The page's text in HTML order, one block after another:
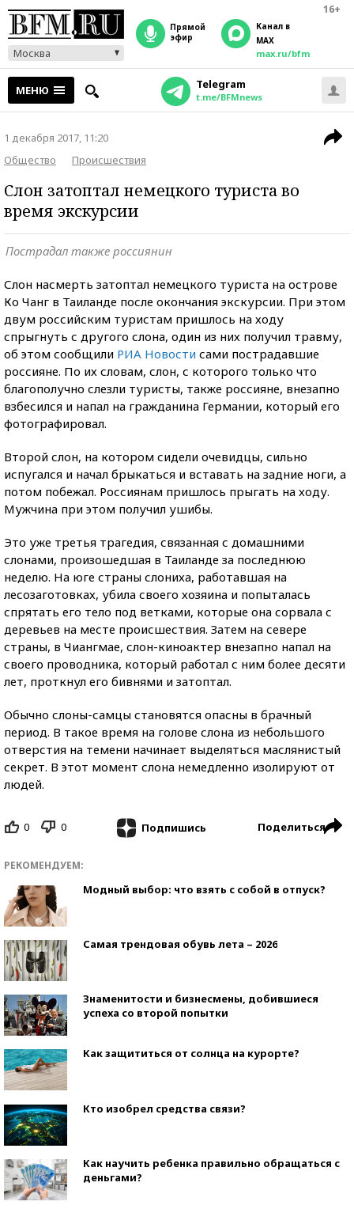
16+
Москва
прямой
эфир
Канал в
MAX
max.ru/bfm
МЕНЮ Telegram
t.me/BFMnews
1 декабря 2017, 11:20
Общество
Происшествия
Слон затоптал немецкого туриста во
время экскурсии
Пострадал также россиянин
Слон насмерть затоптал немецкого туриста на острове
Ко Чанг в Таиланде после окончания экскурсии. При этом
двум российским туристам пришлось на ходу
спрыгнуть с другого слона, один из них получил травму,
об этом сообщили РИА Новости сами пострадавшие
россияне. По их словам, слон, с которого только что
благополучно слезли туристы, также россияне, внезапно
взбесился и напал на гражданина Германии, который его
фотографировал.
Второй слон, на котором сидели очевидцы, сильно
испугался и начал брыкаться и вставать на задние ноги, а
потом побежал. Россиянам пришлось прыгать на ходу.
Мужчина при этом получил ушибы.
Это уже третья трагедия, связанная с домашними
слонами, произошедшая в Таиланде за последнюю
неделю. На юге страны слониха, работавшая на
лесозаготовках, убила своего хозяина и попыталась
спрятать его тело под ветками, которые она сорвала с
деревьев на месте происшествия. Затем на севере
страны, в Чиангмае, слон-киноактер внезапно напал на
своего проводника, который работал с ним более десяти
лет, проткнул его бивнями и затоптал.
Обычно слоны-самцы становятся опасны в брачный
период. В такое время на голове слона из небольшого
отверстия на темени начинает выделяться маслянистый
секрет. В этот момент слона немедленно изолируют от
людей.
0 0 Подпишись Поделиться
РЕКОМЕНДУЕМ:
Модный выбор: что взять с собой в отпуск?
Самая трендовая обувь лета – 2026
Знаменитости и бизнесмены, добившиеся
успеха со второй попытки
Как защититься от солнца на курорте?
Кто изобрел средства связи?
Как научить ребенка правильно обращаться с
деньгами?